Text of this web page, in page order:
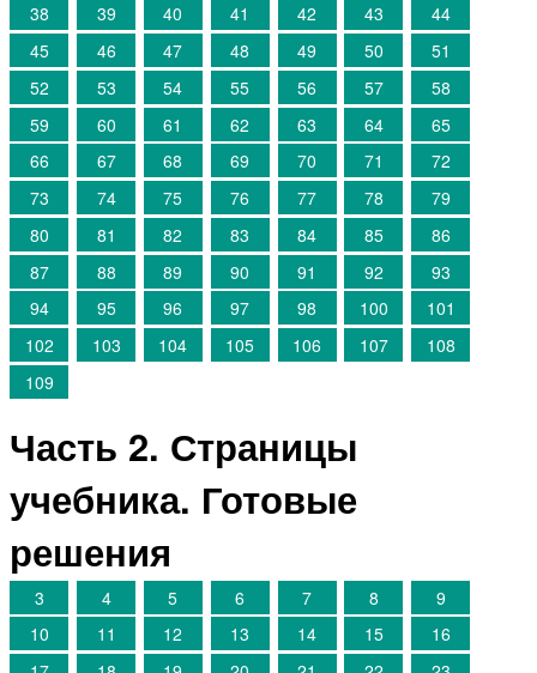
38
39 40 41 42 43
44
45
46 47 48 49 50
51
52
53 54 55 56 57
58
59
60 61 62 63 64
65
66
67 68 69 70 71
72
73
74 75 76 77 78
79
80
81 82 83 84 85
86
87
88 89 90 91 92
93
94
95 96 97 98 100
101
102
103 104 105 106 107
108
109
Часть 2. Страницы
учебника. Готовые
решения
3 4 5 6 7 8
9
10
11 12 13 14 15
16